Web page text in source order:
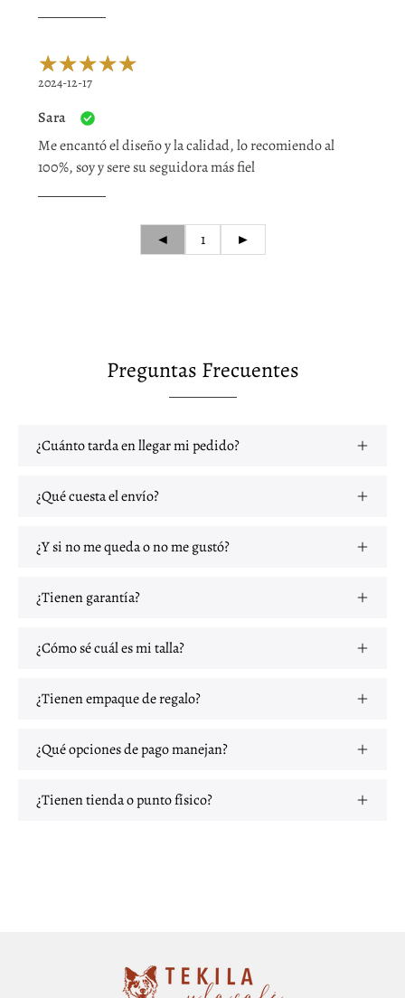
2024-12-17
Sara
Me encantó el diseño y la calidad, lo recomiendo al
100%, soy y sere su seguidora más fiel
◄ 1 ►
Preguntas Frecuentes
¿Cuánto tarda en llegar mi pedido?
¿Qué cuesta el envío?
¿Y si no me queda o no me gustó?
¿Tienen garantía?
¿Cómo sé cuál es mi talla?
¿Tienen empaque de regalo?
¿Qué opciones de pago manejan?
¿Tienen tienda o punto físico?